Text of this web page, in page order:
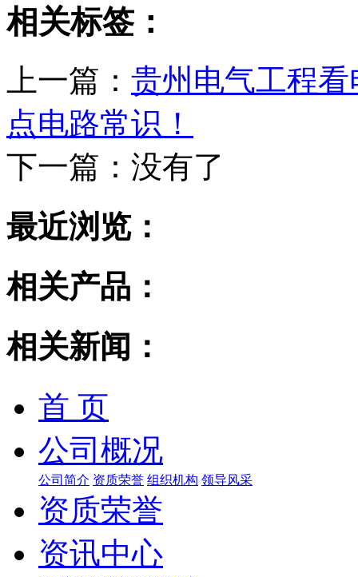
相关标签：
上一篇： 贵州电气工程
点电路常识！
下一篇： 没有了
最近浏览：
相关产品：
相关新闻：
首 页
公司概况
公司简介 资质荣誉 组织机构 领导风采
资质荣誉
资讯中心